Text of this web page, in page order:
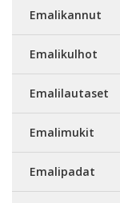
Emalikannut
Emalikulhot
Emalilautaset
Emalimukit
Emalipadat